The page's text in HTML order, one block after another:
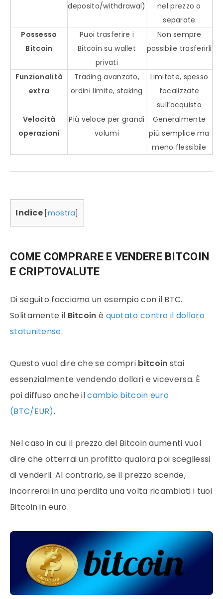
deposito/withdrawal)
nel prezzo o
separate
Possesso
Bitcoin
Puoi trasferire i
Bitcoin su wallet
privati
Non sempre
possibile trasferirli
Funzionalità
extra
Trading avanzato,
ordini limite, staking
Limitate, spesso
focalizzate
sull’acquisto
Velocità
operazioni
Più veloce per grandi
volumi
Generalmente
più semplice ma
meno flessibile
Indice [mostra
COME COMPRARE E VENDERE BITCOIN
E CRIPTOVALUTE
Di seguito facciamo un esempio con il BTC.
Solitamente il Bitcoin è quotato contro il dollaro
statunitense.
Questo vuol dire che se compri bitcoin stai
essenzialmente vendendo dollari e viceversa. È
poi diffuso anche ilcambio bitcoin euro
(BTC/EUR).
Nel caso in cui il prezzo del Bitcoinaumenti vuol
dire che otterrai un profitto qualora poi scegliessi
di venderli. Al contrario, se il prezzo scende,
incorrerai in una perdita una volta ricambiati i tuoi
Bitcoin in euro.